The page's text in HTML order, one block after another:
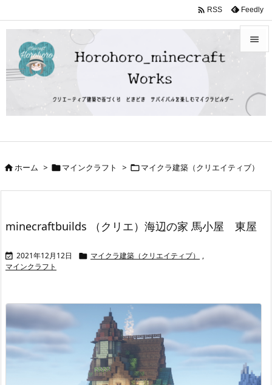


サイド
前へ
次へ

 RSS Feedly
ホーム > マインクラフト > マイクラ建築（クリエイティブ）
minecraftbuilds （クリエ）海辺の家 馬小屋 東屋
 2021年12月12日  マイクラ建築（クリエイティブ）
,
マインクラフト